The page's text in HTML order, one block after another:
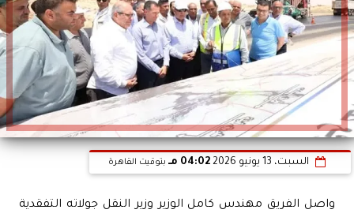
السبت، 13 يونيو 2026 04:02 مـ بتوقيت القاهرة
واصل الفريق مهندس كامل الوزير وزير النقل جولاته التفقدية